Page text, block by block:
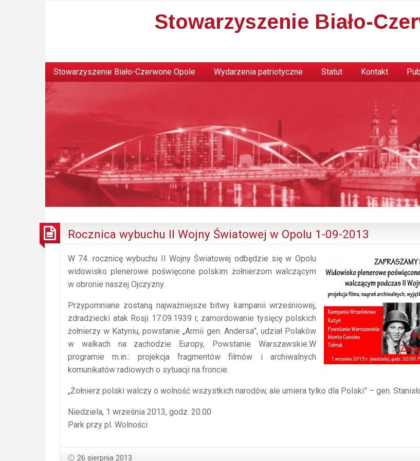
Stowarzyszenie Biało-
Stowarzyszenie Biało-Czerwone Opole Wydarzenia patriotyczne Statut Kontakt
Rocznica wybuchu II Wojny Światowej w Opolu 1-09-2013
W 74. rocznicę wybuchu II Wojny Światowej odbędzie się w Opolu
widowisko plenerowe poświęcone polskim żołnierzom walczącym
w obronie naszej Ojczyzny.
Przypomniane zostaną najważniejsze bitwy kampanii wrześniowej,
zdradziecki atak Rosji 17.09.1939 r, zamordowanie tysięcy polskich
żołnierzy w Katyniu, powstanie „Armii gen. Andersa”, udział Polaków
w walkach na zachodzie Europy, Powstanie Warszawskie. W
programie m.in.: projekcja fragmentów filmów i archiwalnych
komunikatów radiowych o sytuacji na froncie.
„Żołnierz polski walczy o wolność wszystkich narodów, ale umiera tylko dla Polski” – gen.
Niedziela, 1 września 2013, godz. 20.00
Park przy pl. Wolności
26 sierpnia 2013